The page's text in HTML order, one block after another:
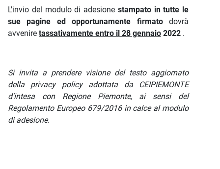
L'invio del modulo di adesione stampato in tutte le
sue pagine ed opportunamente firmatodovrà
avvenire tassativamente entro il 28 gennaio 2022 .
Si invita a prendere visione del testo aggiornato
della privacy policy adottata da CEIPIEMONTE
d'intesa con Regione Piemonte, ai sensi del
Regolamento Europeo 679/2016 in calce al modulo
di adesione.